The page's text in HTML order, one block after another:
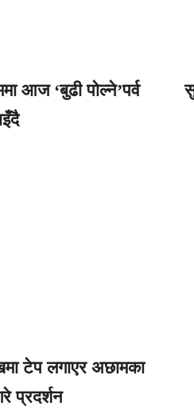
आज ‘बुढी पोल्ने’पर्व
टेप लगाएर अछामका
प्रदर्शन